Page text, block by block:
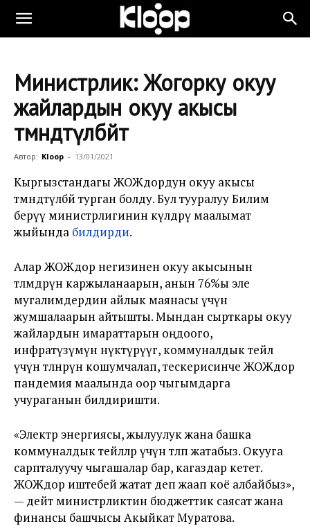
Министрлик: Жогорку окуу
жайлардын окуу акысы
төмөндөтүлбөйт
Автор: Kloop - 13/01/2021
Кыргызстандагы ЖОЖдордун окуу акысы
төмөндөтүлбөй турган болду. Бул тууралуу Билим
берүү министрлигинин өкүлдөрү маалымат
жыйында билдирди.
Алар ЖОЖдор негизинен окуу акысынын
төлөмдөрүнө каржыланаарын, анын 76%ы эле
мугалимдердин айлык маянасы үчүн
жумшалаарын айтышты. Мындан сырткары окуу
жайлардын имараттарын оңдоого,
инфратүзүмүн өнүктүрүүгө, коммуналдык тейлөө
үчүн төлөнөөрүн кошумчалап, тескерисинче ЖОЖдор
пандемия маалында оор чыгымдарга
учураганын билдиришти.
«Электр энергиясы, жылуулук жана башка
коммуналдык тейлөөлөр үчүн төлөп жатабыз. Окууга
сарпталуучу чыгашалар бар, кагаздар кетет.
ЖОЖдор иштебей жатат деп жаап коё албайбыз»,
— дейт министрликтин бюджеттик саясат жана
финансы башчысы Акыйкат Муратова.